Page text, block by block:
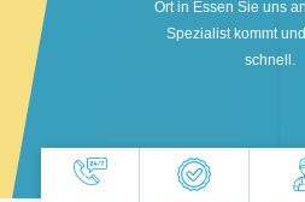
Ort in Essen Sie uns
Spezialist kommt
schnell.